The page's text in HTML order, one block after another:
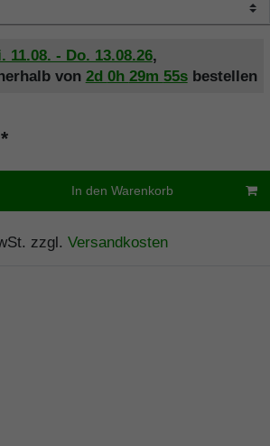
11.08. - Do. 13.08.26,
von 2d 0h 29m 55sbestellen
*
In den Warenkorb
zzgl. Versandkosten